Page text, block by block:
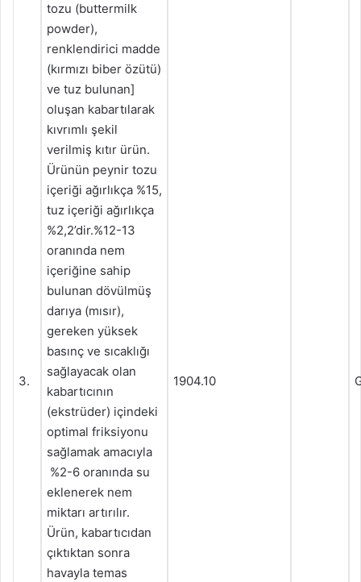
3.
tozu (buttermilk
powder),
renklendirici madde
(kırmızı biber özütü)
ve tuz bulunan]
oluşan kabartılarak
kıvrımlı şekil
verilmiş kıtır ürün.
Ürünün peynir tozu
içeriği ağırlıkça %15,
tuz içeriği ağırlıkça
%2,2’dir.%12-13
oranında nem
içeriğine sahip
bulunan dövülmüş
darıya (mısır),
gereken yüksek
basınç ve sıcaklığı
sağlayacak olan
kabartıcının
(ekstrüder) içindeki
optimal friksiyonu
sağlamak amacıyla
%2-6 oranında su
eklenerek nem
miktarı artırılır.
Ürün, kabartıcıdan
çıktıktan sonra
havayla temas
1904.10